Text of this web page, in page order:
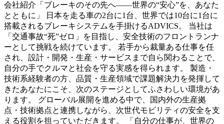
会社紹介 「ブレーキのその先へ――世界の“安心”を、あなた
とともに」 日本を走る車の2台に1台、世界では10台に1台に
搭載されるブレーキシステムを手掛けるADVICS。 当社は
「交通事故“死”ゼロ」を目指し、安全技術のフロントランナ
ーとして挑戦を続けています。 若手から裁量ある仕事を任
され、設計・開発・生産・サービスまで自ら関わることで、
自分の手でクルマと社会を守る実感を得られます。 製造・
技術系経験者の方、品質・生産領域で課題解決力を発揮して
きたあなたにこそ、次のステージとしてふさわしい環境があ
ります。 グローバル展開を進める中で、国内外の生産拠
点・技術拠点と連携しながら、次世代モビリティの安全を支
える役割を担っていただきます。 「自分の仕事が、世界の